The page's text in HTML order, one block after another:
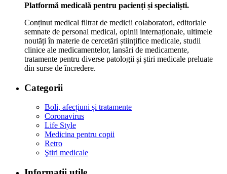
Platformă medicală pentru pacienți și specialiști.
Conținut medical filtrat de medicii colaboratori, editoriale
semnate de personal medical, opinii internaționale, ultimele
noutăți în materie de cercetări științifice medicale, studii
clinice ale medicamentelor, lansări de medicamente,
tratamente pentru diverse patologii și știri medicale preluate
din surse de încredere.
Categorii
Boli, afecțiuni și tratamente
Coronavirus
Life Style
Medicina pentru copii
Retro
Ştiri medicale